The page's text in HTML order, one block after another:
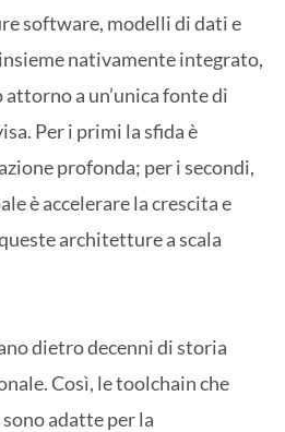
software, modelli di dati e
nativamente integrato,
a un’unica fonte di
Per i primi la sfida è
profonda; per i secondi,
è accelerare la crescita e
architetture a scala
dietro decenni di storia
Così, le toolchain che
adatte per la